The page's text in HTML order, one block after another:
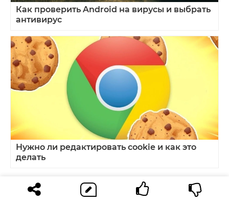
Как проверить Android на вирусы и выбрать
антивирус
Нужно ли редактировать cookie и как это
делать